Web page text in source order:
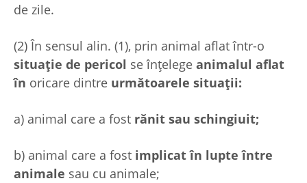
de zile.
(2) În sensul alin. (1), prin animal aflat într-o
situație de pericol se înțelege animalul aflat
în oricare dintre următoarele situații:
a) animal care a fost rănit sau schingiuit;
b) animal care a fost implicat în lupte între
animale sau cu animale;